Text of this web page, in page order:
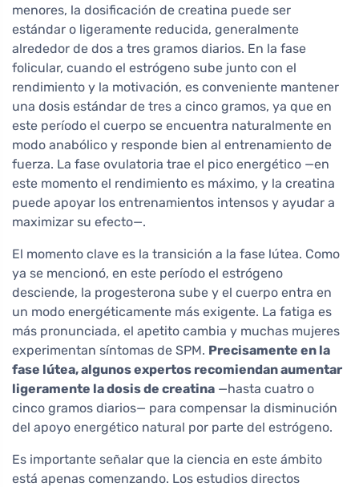
menores, la dosificación de creatina puede ser
estándar o ligeramente reducida, generalmente
alrededor de dos a tres gramos diarios. En la fase
folicular, cuando el estrógeno sube junto con el
rendimiento y la motivación, es conveniente mantener
una dosis estándar de tres a cinco gramos, ya que en
este período el cuerpo se encuentra naturalmente en
modo anabólico y responde bien al entrenamiento de
fuerza. La fase ovulatoria trae el pico energético —en
este momento el rendimiento es máximo, y la creatina
puede apoyar los entrenamientos intensos y ayudar a
maximizar su efecto—.
El momento clave es la transición a la fase lútea. Como
ya se mencionó, en este período el estrógeno
desciende, la progesterona sube y el cuerpo entra en
un modo energéticamente más exigente. La fatiga es
más pronunciada, el apetito cambia y muchas mujeres
experimentan síntomas de SPM. Precisamente en la
fase lútea, algunos expertos recomiendan aumentar
ligeramente la dosis de creatina —hasta cuatro o
cinco gramos diarios— para compensar la disminución
del apoyo energético natural por parte del estrógeno.
Es importante señalar que la ciencia en este ámbito
está apenas comenzando. Los estudios directos